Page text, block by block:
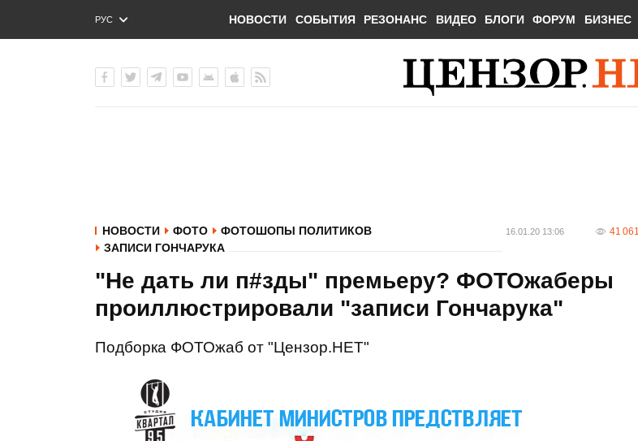
РУС
ENG
НОВОСТИ СОБЫТИЯ РЕЗОНАНС ВИДЕО БЛОГИ ФОРУМ БИЗНЕС
НОВОСТИ ФОТО
ФОТОШОПЫ ПОЛИТИКОВ
ЗАПИСИ ГОНЧАРУКА
16.01.20 13:06 41 061
"Не дать ли п#зды" премьеру? ФОТОжаберы
проиллюстрировали "записи Гончарука"
Подборка ФОТОжаб от "Цензор.НЕТ"